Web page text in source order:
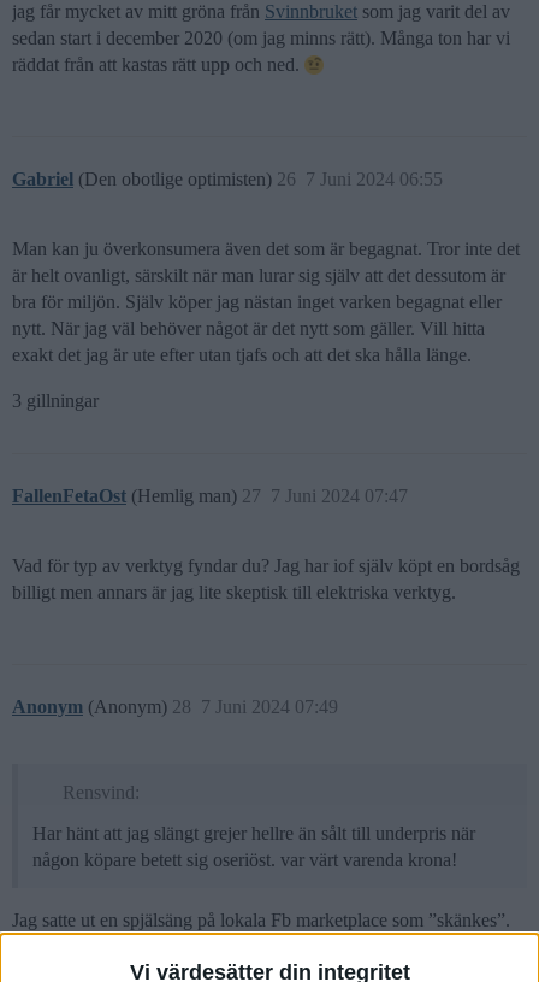
Vi värdesätter din integritet
jag får mycket av mitt gröna från Svinnbruket som jag varit del av
sedan start i december 2020 (om jag minns rätt). Många ton har vi
räddat från att kastas rätt upp och ned.
Gabriel (Den obotlige optimisten) 7 Juni 2024 06:55
26
Man kan ju överkonsumera även det som är begagnat. Tror inte det
är helt ovanligt, särskilt när man lurar sig själv att det dessutom är
bra för miljön. Själv köper jag nästan inget varken begagnat eller
nytt. När jag väl behöver något är det nytt som gäller. Vill hitta
exakt det jag är ute efter utan tjafs och att det ska hålla länge.
3 gillningar
FallenFetaOst (Hemlig man) 7 Juni 2024 07:47
27
Vad för typ av verktyg fyndar du? Jag har iof själv köpt en bordsåg
billigt men annars är jag lite skeptisk till elektriska verktyg.
Anonym (Anonym) 7 Juni 2024 07:49
28
Rensvind:
Har hänt att jag slängt grejer hellre än sålt till underpris när
någon köpare betett sig oseriöst. var värt varenda krona!
Jag satte ut en spjälsäng på lokala Fb marketplace som ”skänkes”.
honom för den gick inte in i hans lilla bil (?).